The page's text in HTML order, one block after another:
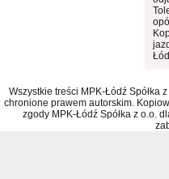
Wszystkie treści MPK-Łódź Spółka
chronione prawem autorskim.
zgody MPK-Łódź Spółka z o.o.